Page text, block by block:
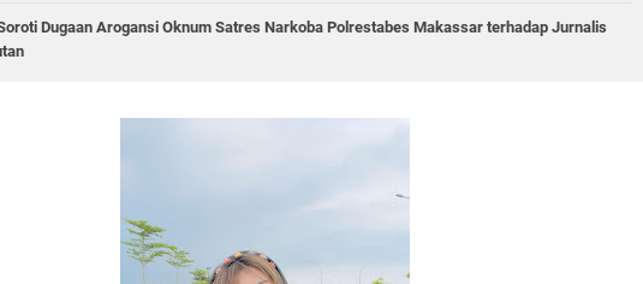
Dugaan Arogansi Oknum Satres Narkoba Polrestabes Makassar terhadap Jurnalis